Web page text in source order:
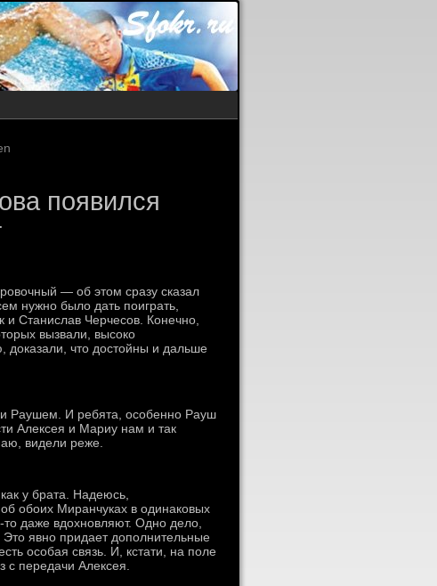
появился
— об этом сразу сказал
нужно было дать поиграть,
Станислав Черчесов. Конечно,
вызвали, высоко
что достойны и дальше
Раушем. И ребята, особенно Рауш
Алексея и Мариу нам и так
видели реже.
у брата. Надеюсь,
обоих Миранчуках в одинаковых
даже вдохновляют. Одно дело,
явно придает дополнительные
особая связь. И, кстати, на поле
с передачи Алексея.